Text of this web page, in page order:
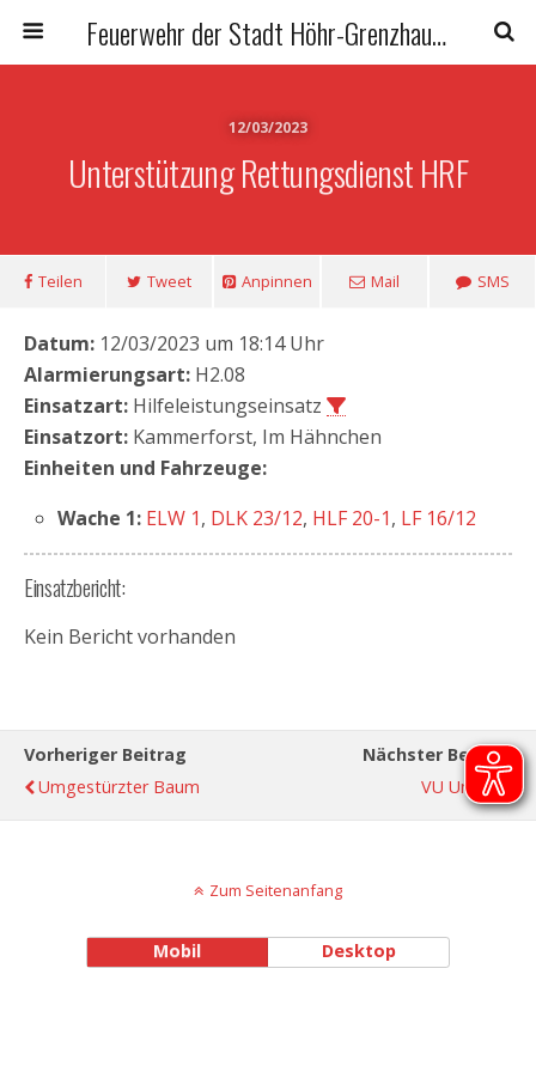
Feuerwehr der Stadt Höhr-Grenzhausen
12/03/2023
Unterstützung Rettungsdienst HRF
Teilen Tweet Anpinnen Mail SMS
Datum: 12/03/2023 um 18:14 Uhr
Alarmierungsart: H2.08
Einsatzart: Hilfeleistungseinsatz
Einsatzort: Kammerforst, Im Hähnchen
Einheiten und Fahrzeuge:
Wache 1: ELW 1, DLK 23/12, HLF 20-1, LF 16/12
Einsatzbericht:
Kein Bericht vorhanden
Vorheriger Beitrag
Umgestürzter Baum
Nächster Beitrag
VU Unklar
Zum Seitenanfang
Mobil Desktop